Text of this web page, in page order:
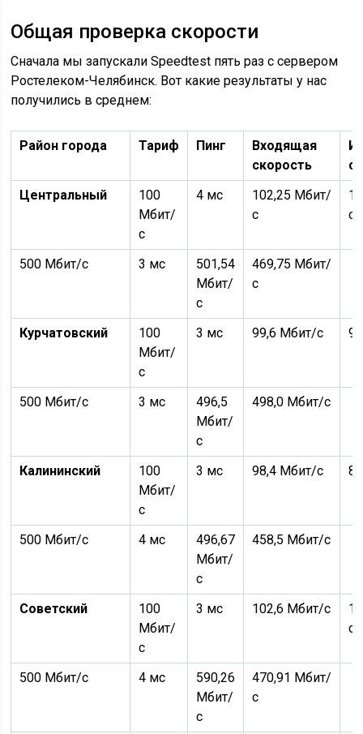
Общая проверка скорости
Сначала мы запускали Speedtest пять раз с сервером
Ростелеком-Челябинск. Вот какие результаты у нас
получились в среднем:
Район города Тариф Пинг
Входящая
скорость
Центральный
100
Мбит/
с
4 мс
102,25 Мбит/
с
с
500 Мбит/с 3 мс
501,54
Мбит/
с
469,75 Мбит/
с
Курчатовский
100
Мбит/
с
3 мс 99,6 Мбит/с
500 Мбит/с 3 мс
496,5
Мбит/
с
498,0 Мбит/с
Калининский
100
Мбит/
с
3 мс 98,4 Мбит/с
500 Мбит/с 4 мс
496,67
Мбит/
с
458,5 Мбит/с
Советский
100
Мбит/
с
3 мс 102,6 Мбит/с
с
500 Мбит/с 4 мс
590,26
Мбит/
с
470,91 Мбит/
с